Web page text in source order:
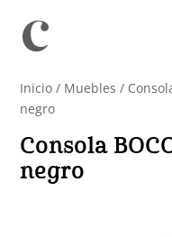
Inicio / Muebles /
negro
Consola
negro